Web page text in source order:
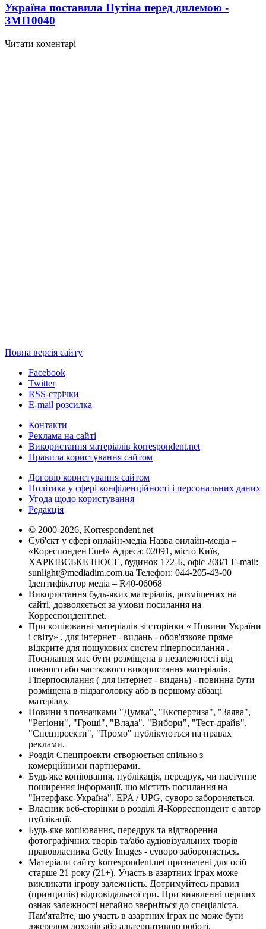
Україна поставила Путіна перед дилемою -
ЗМІ10040
Читати коментарі
Повна версія сайту
Facebook
Twitter
RSS-стрічки
E-mail розсилка
Контакти
Реклама на сайті
Використання матеріалів korrespondent.net
Правила користування сайтом
Договір користування сайтом
Політика у сфері конфіденційності і персональних даних
Угода щодо користування
Редакція
© 2000-2026, Korrespondent.net
Суб'єкт у сфері онлайн-медіа Назва онлайн-медіа –
«КореспонденТ.net» Адреса: 02091, місто Київ,
ХАРКІВСЬКЕ ШОСЕ, будинок 172-Б, офіс 208/1 E-mail:
sunlight@mediadim.com.ua Телефон: 044-205-43-00
Ідентифікатор медіа – R40-06068
Використання будь-яких матеріалів, розміщених на
сайті, дозволяється за умови посилання на
Корреспондент.net.
При копіюванні матеріалів зі сторінки « Новини України
і світу» , для інтернет - видань - обов'язкове пряме
відкрите для пошукових систем гіперпосилання .
Посилання має бути розміщена в незалежності від
повного або часткового використання матеріалів.
Гіперпосилання ( для інтернет - видань) - повинна бути
розміщена в підзаголовку або в першому абзаці
матеріалу.
Новини з позначками "Думка", "Експертиза", "Заява",
"Регіони", "Гроші", "Влада", "Вибори", "Тест-драйв",
"Спецпроекти", "Промо" публікуються на правах
реклами.
Розділ Спецпроекти створюється спільно з
комерційними партнерами.
Будь яке копіювання, публікація, передрук, чи наступне
поширення інформації, що містить посилання на
"Інтерфакс-Україна", EPA / UPG, суворо забороняється.
Власник веб-сторінки в розділі Я-Корреспондент є автор
публікації.
Будь-яке копіювання, передрук та відтворення
фотографічних творів та/або аудіовізуальних творів
правовласника Getty Images - суворо забороняється.
Матеріали сайту korrespondent.net призначені для осіб
старше 21 року (21+). Участь в азартних іграх може
викликати ігрову залежність. Дотримуйтесь правил
(принципів) відповідальної гри. При виявленні перших
ознак залежності негайно зверніться до спеціаліста.
Пам'ятайте, що участь в азартних іграх не може бути
джерелом доходів або альтернативою роботі.